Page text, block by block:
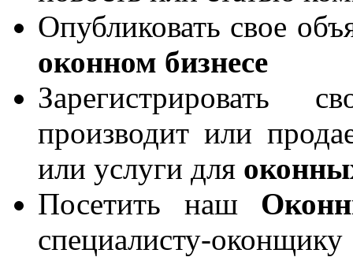
Опубликовать свое
оконном бизнесе
производит или
или услуги для
Посетить наш
специалисту-оконщику